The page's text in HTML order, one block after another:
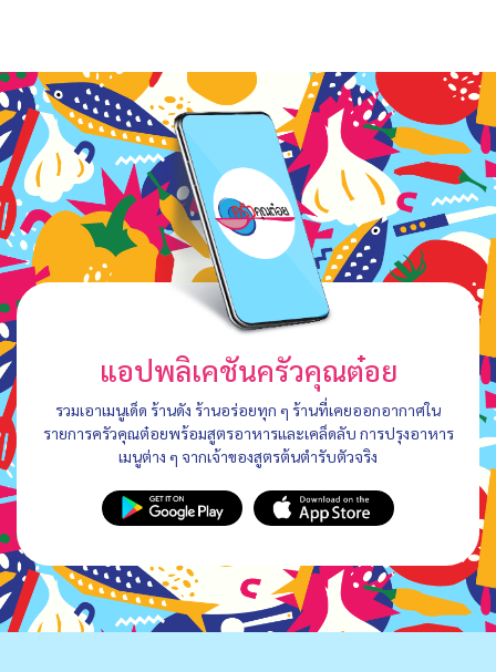
แอปพลิเคชันครัวคุณต๋อย
รวมเอาเมนูเด็ด ร้านดัง ร้านอร่อยทุก ๆ ร้านที่เคยออกอากาศใน
รายการครัวคุณต๋อยพร้อมสูตรอาหารและเคล็ดลับ การปรุงอาหาร
เมนูต่าง ๆ จากเจ้าของสูตรต้นตำรับตัวจริง